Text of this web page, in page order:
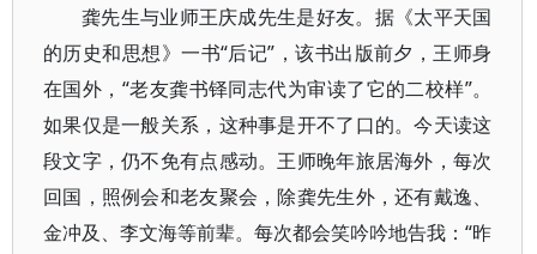
龚先生与业师王庆成先生是好友。据《太平天国
的历史和思想》一书“后记”，该书出版前夕，王师身
在国外，“老友龚书铎同志代为审读了它的二校样”。
如果仅是一般关系，这种事是开不了口的。今天读这
段文字，仍不免有点感动。王师晚年旅居海外，每次
回国，照例会和老友聚会，除龚先生外，还有戴逸、
金冲及、李文海等前辈。每次都会笑吟吟地告我：“昨